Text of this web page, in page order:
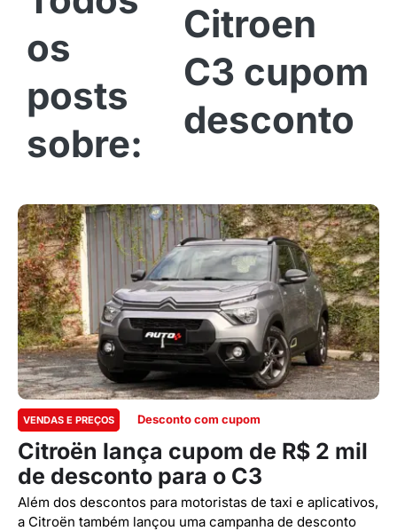
Citroen
C3 cupom
desconto
VENDAS E PREÇOS Desconto com cupom
Citroën lança cupom de R$ 2 mil
de desconto para o C3
Além dos descontos para motoristas de taxi e aplicativos,
a Citroën também lançou uma campanha de desconto